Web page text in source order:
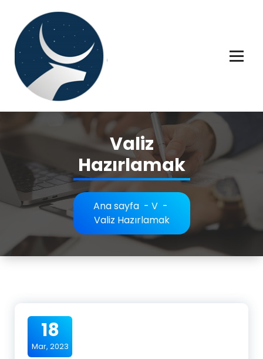
Valiz
Hazırlamak
Ana sayfa- V-
Valiz Hazırlamak
18
Mar, 2023